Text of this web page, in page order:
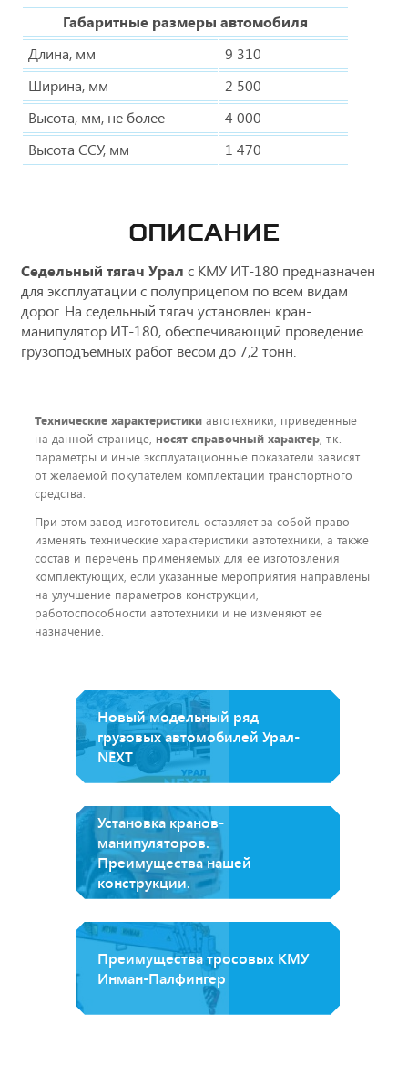
Габаритные размеры автомобиля
Длина, мм
9 310
Ширина, мм
2 500
Высота, мм, не более
4 000
Высота ССУ, мм
1 470
ОПИСАНИЕ
Седельный тягач Урал с КМУ ИТ-180 предназначен
для эксплуатации с полуприцепом по всем видам
дорог. На седельный тягач установлен кран-
манипулятор ИТ-180, обеспечивающий проведение
грузоподъемных работ весом до 7,2 тонн.
Технические характеристики автотехники, приведенные
на данной странице, носят справочный характер, т.к.
параметры и иные эксплуатационные показатели зависят
от желаемой покупателем комплектации транспортного
средства.
При этом завод-изготовитель оставляет за собой право
изменять технические характеристики автотехники, а также
состав и перечень применяемых для ее изготовления
комплектующих, если указанные мероприятия направлены
на улучшение параметров конструкции,
работоспособности автотехники и не изменяют ее
назначение.
Новый модельный ряд
грузовых автомобилей Урал-
NEXT
Установка кранов-
манипуляторов.
Преимущества нашей
конструкции.
Преимущества тросовых КМУ
Инман-Палфингер